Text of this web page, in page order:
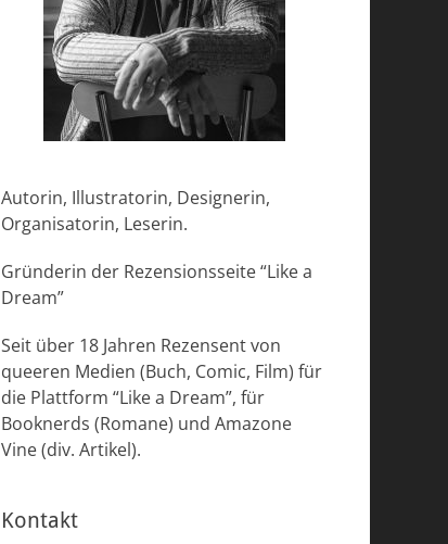
Autorin, Illustratorin, Designerin,
Organisatorin, Leserin.
Gründerin der Rezensionsseite “Like a
Dream”
Seit über 18 Jahren Rezensent von
queeren Medien (Buch, Comic, Film) für
die Plattform “Like a Dream”, für
Booknerds (Romane) und Amazone
Vine (div. Artikel).
Kontakt